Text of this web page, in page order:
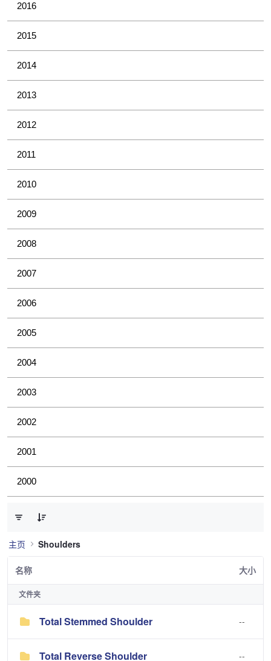
2016
2015
2014
2013
2012
2011
2010
2009
2008
2007
2006
2005
2004
2003
2002
2001
2000
主页 Shoulders
名称 大小
文件夹
Total Stemmed Shoulder --
Total Reverse Shoulder --